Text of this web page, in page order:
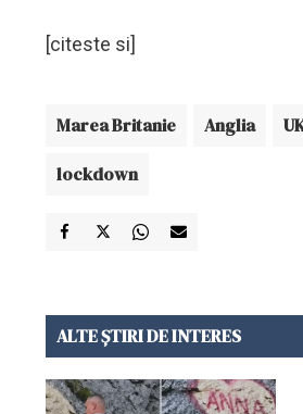
[citeste si]
Marea Britanie Anglia
lockdown
ALTE ȘTIRI DE INTERES